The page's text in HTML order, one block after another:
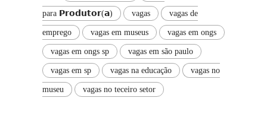
para 𝗣𝗿𝗼𝗱𝘂𝘁𝗼𝗿(𝗮) vagas vagas de
emprego vagas em museus vagas em ongs
vagas em ongs sp vagas em são paulo
vagas em sp vagas na educação vagas no
museu vagas no teceiro setor